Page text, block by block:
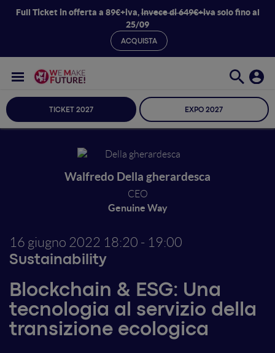
Full Ticket in offerta a 89€+iva,invece di 649€+ivasolo fino al
25/09
ACQUISTA
TICKET 2027 EXPO 2027
Walfredo Della gherardesca
CEO
Genuine Way
16 giugno 2022 18:20 - 19:00
Sustainability
Blockchain & ESG: Una
tecnologia al servizio della
transizione ecologica